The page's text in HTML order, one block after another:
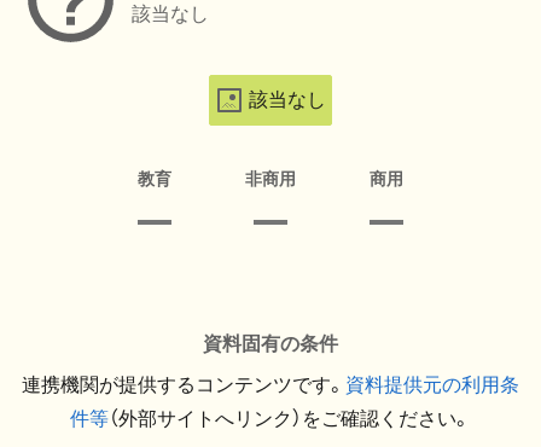
該当なし
該当なし
教育 非商用 商用
資料固有の条件
連携機関が提供するコンテンツです。 資料提供元の利用条
件等（外部サイトへリンク）をご確認ください。